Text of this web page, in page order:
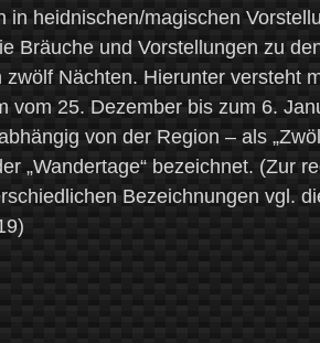
in heidnischen/magischen
Bräuche und Vorstellungen zu
zwölf Nächten. Hierunter versteht
vom 25. Dezember bis zum 6.
von der Region – als
„Wandertage“ bezeichnet. (Zur
Bezeichnungen vgl.